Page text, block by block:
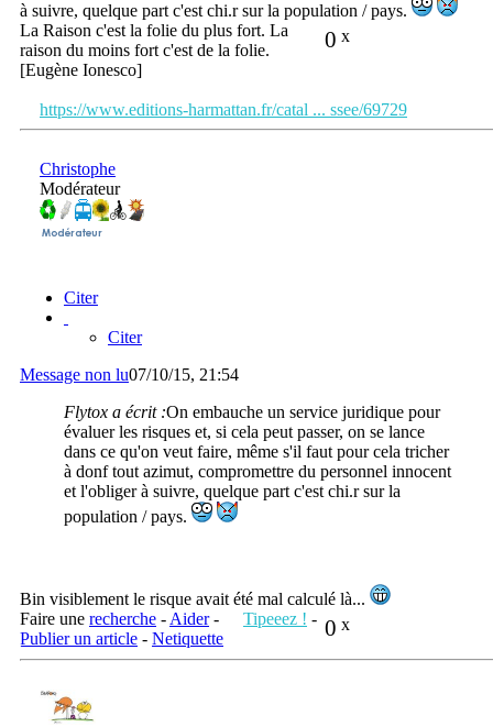
à suivre, quelque part c'est chi.r sur la population / pays.
0 x
La Raison c'est la folie du plus fort. La
raison du moins fort c'est de la folie.
[Eugène Ionesco]
https://www.editions-harmattan.fr/catal ... ssee/69729
Christophe
Modérateur
Citer
Citer
Message non lu07/10/15, 21:54
Flytox a écrit :On embauche un service juridique pour
évaluer les risques et, si cela peut passer, on se lance
dans ce qu'on veut faire, même s'il faut pour cela tricher
à donf tout azimut, compromettre du personnel innocent
et l'obliger à suivre, quelque part c'est chi.r sur la
population / pays.
Bin visiblement le risque avait été mal calculé là...
0 x
Faire une recherche - Aider- Tipeeez ! -
Publier un article - Netiquette